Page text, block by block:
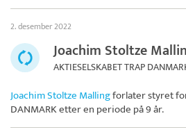
2. desember 2022
Joachim Stoltze
AKTIESELSKABET TRAP
Joachim Stoltze Mallingforlater styret
DANMARKetter en periode på 9 år.